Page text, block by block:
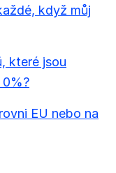
když můj
které jsou
EU nebo na